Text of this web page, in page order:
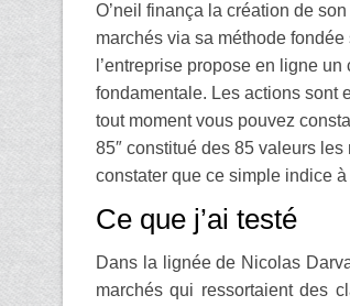
O’neil finança la création de
marchés via sa méthode
l’entreprise propose en ligne
fondamentale. Les actions sont
tout moment vous pouvez
85″ constitué des 85 valeurs
constater que ce simple indice
Ce que j’ai testé
Dans la lignée de Nicolas
marchés qui ressortaient des